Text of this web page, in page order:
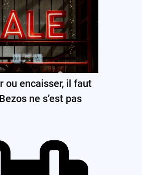
ou encaisser, il faut
ne s’est pas